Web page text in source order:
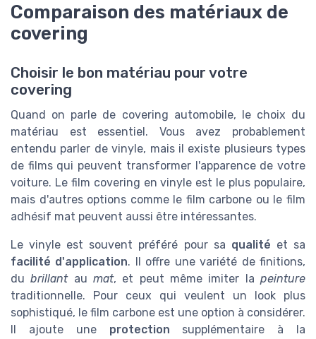
Comparaison des matériaux de
covering
Choisir le bon matériau pour votre
covering
Quand on parle de covering automobile, le choix du
matériau est essentiel. Vous avez probablement
entendu parler de vinyle, mais il existe plusieurs types
de films qui peuvent transformer l'apparence de votre
voiture. Le film covering en vinyle est le plus populaire,
mais d'autres options comme le film carbone ou le film
adhésif mat peuvent aussi être intéressantes.
Le vinyle est souvent préféré pour sa qualité et sa
facilité d'application. Il offre une variété de finitions,
dubrillantaumat, et peut même imiter lapeinture
traditionnelle. Pour ceux qui veulent un look plus
sophistiqué, le film carbone est une option à considérer.
Il ajoute une protection supplémentaire à la